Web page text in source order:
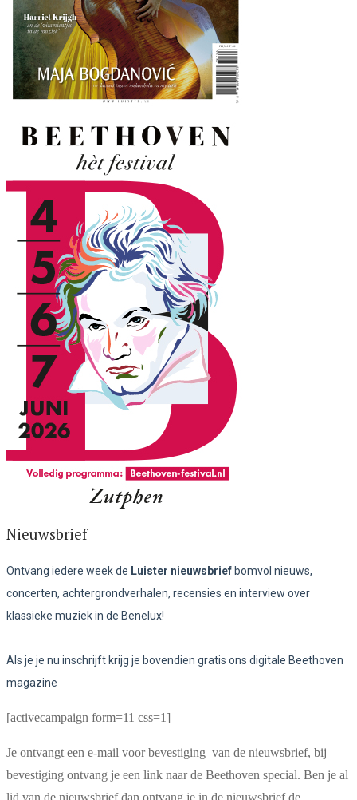
Nieuwsbrief
Ontvang iedere week de Luister nieuwsbrief bomvol nieuws,
concerten, achtergrondverhalen, recensies en interview over
klassieke muziek in de Benelux!
Als je je nu inschrijft krijg je bovendien gratis ons digitale Beethoven
magazine
[activecampaign form=11 css=1]
Je ontvangt een e-mail voor bevestiging van de nieuwsbrief, bij
bevestiging ontvang je een link naar de Beethoven special. Ben je al